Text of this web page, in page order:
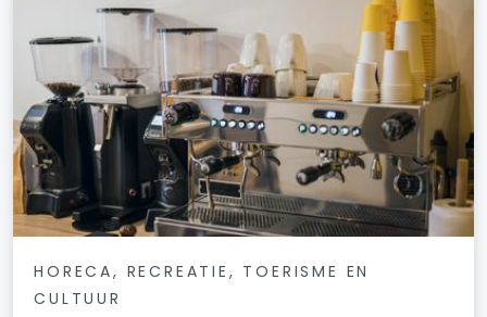
HORECA, RECREATIE, TOERISME EN
CULTUUR